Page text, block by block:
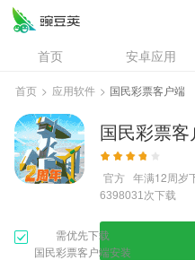
首页 安卓应用
资讯
专题
问答
首页 > 应用软件 > 国民彩票客户端
国民彩票客
官方 年满12周岁
6398031次下载
需优先下载
国民彩票客户端安装